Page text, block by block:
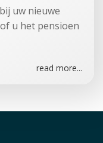
uw nieuwe
u het pensioen
read more...